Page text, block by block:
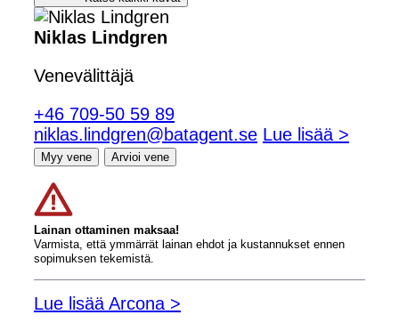
Niklas Lindgren
Venevälittäjä
+46 709-50 59 89
niklas.lindgren@batagent.se Lue lisää >
Myy vene Arvioi vene
Lainan ottaminen maksaa!
Varmista, että ymmärrät lainan ehdot ja kustannukset ennen
sopimuksen tekemistä.
Lue lisää Arcona >